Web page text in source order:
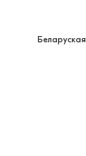
Беларуская